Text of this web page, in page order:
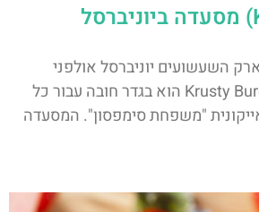
(Krusty Burger) מסעדה ביוניברסל
השעשועים יוניברסל אולפני
פלורידה, ביקור ב-Krusty Burger הוא בגדר חובה עבור כל
"משפחת סימפסון". המסעדה